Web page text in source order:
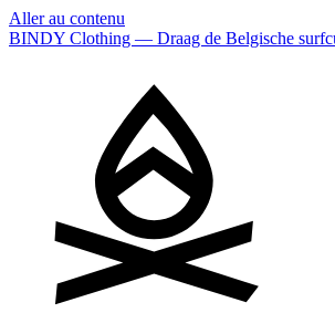
Aller au contenu
BINDY Clothing — Draag de Belgische